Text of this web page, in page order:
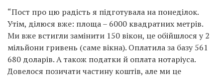
“Пост про цю радість я підготувала на понеділок.
Утім, ділюся вже: площа – 6000 квадратних метрів.
Ми вже встигли замінити 150 вікон, це обійшлося у 2
мільйони гривень (саме вікна). Оплатила за базу 561
680 доларів. А також податки й оплата нотаріуса.
Довелося позичати частину коштів, але ми це